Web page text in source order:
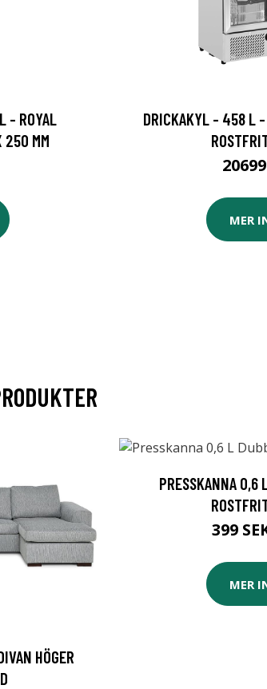
- ROYAL
250 MM
DRICKAKYL - 458 L -
MER
HÖGER
PRESSKANNA 0,6
399
MER